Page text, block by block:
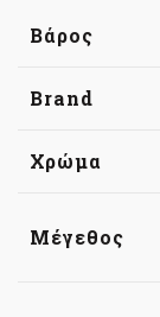
Βάρος
Brand
Χρώμα
Μέγεθος